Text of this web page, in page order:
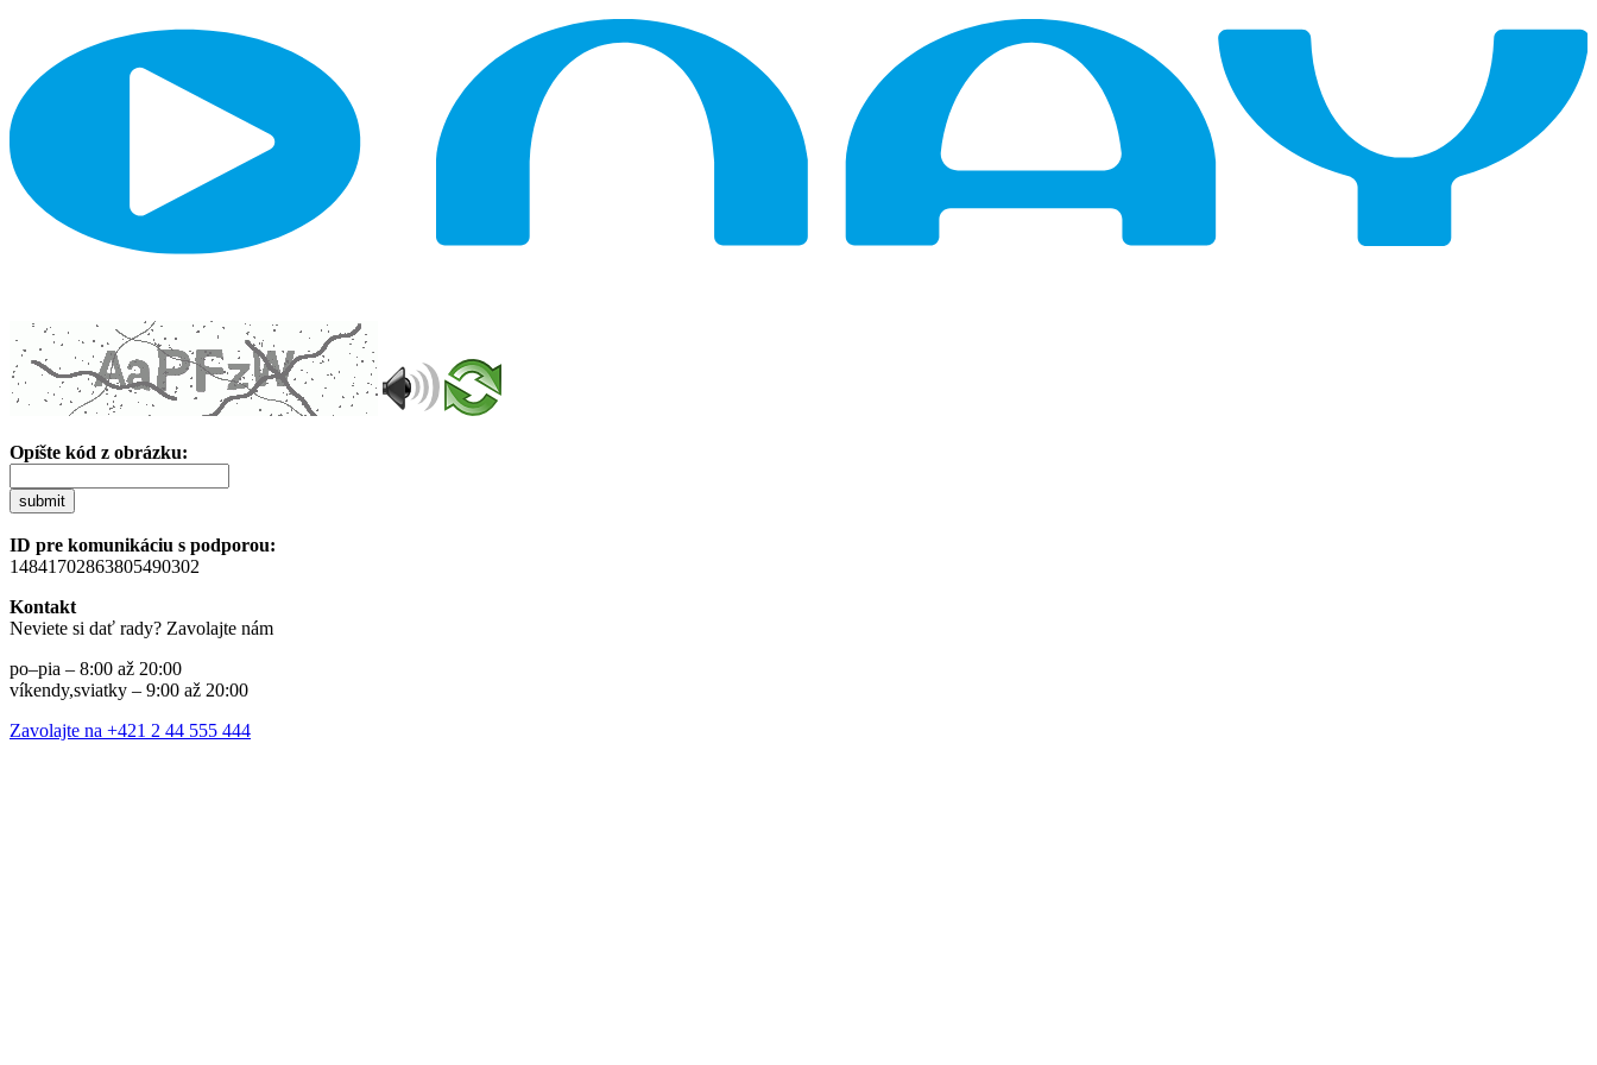
Opíšte kód z obrázku:
submit
ID pre komunikáciu s podporou:
14841702863805490302
Kontakt
Neviete si dať rady? Zavolajte nám
po–pia – 8:00 až 20:00
víkendy,sviatky – 9:00 až 20:00
Zavolajte na +421 2 44 555 444